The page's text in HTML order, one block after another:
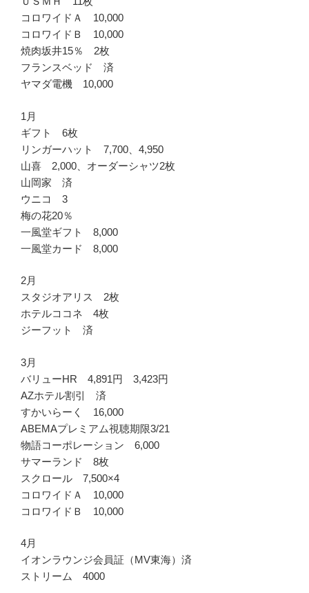
コロワイドＡ 10,000
コロワイドＢ 10,000
焼肉坂井15％ 2枚
フランスベッド 済
ヤマダ電機 10,000
1月
ギフト 6枚
リンガーハット 7,700、4,950
山喜 2,000、オーダーシャツ2枚
山岡家 済
ウニコ 3
梅の花20％
一風堂ギフト 8,000
一風堂カード 8,000
2月
スタジオアリス 2枚
ホテルココネ 4枚
ジーフット 済
3月
バリューHR 4,891円 3,423円
AZホテル割引 済
すかいらーく 16,000
ABEMAプレミアム視聴期限3/21
物語コーポレーション 6,000
サマーランド 8枚
スクロール 7,500×4
コロワイドＡ 10,000
コロワイドＢ 10,000
4月
イオンラウンジ会員証（MV東海）済
ストリーム 4000